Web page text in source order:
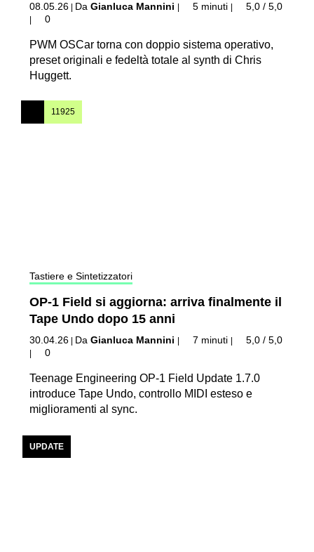
08.05.26 DaGianluca Mannini 5 minuti 5,0 / 5,0
0
PWM OSCar torna con doppio sistema operativo,
preset originali e fedeltà totale al synth di Chris
Huggett.
11925
Tastiere e Sintetizzatori
OP-1 Field si aggiorna: arriva finalmente il
Tape Undo dopo 15 anni
30.04.26 DaGianluca Mannini 7 minuti 5,0 / 5,0
0
Teenage Engineering OP-1 Field Update 1.7.0
introduce Tape Undo, controllo MIDI esteso e
miglioramenti al sync.
UPDATE